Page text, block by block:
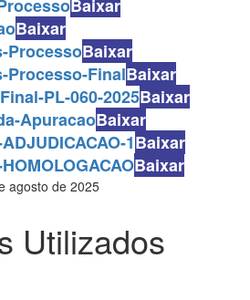
Baixar
Baixar
ProcessoBaixar
Processo-FinalBaixar
PL-060-2025Baixar
ApuracaoBaixar
1Baixar
Baixar
agosto de 2025
Utilizados